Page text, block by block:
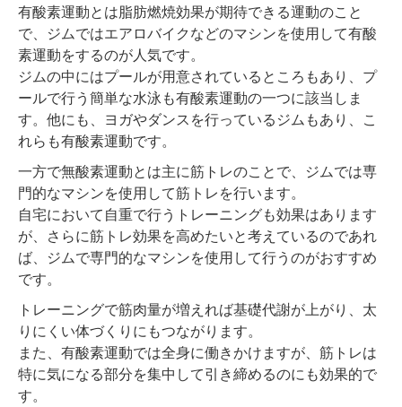
有酸素運動とは脂肪燃焼効果が期待できる運動のこと
で、ジムではエアロバイクなどのマシンを使用して有酸
素運動をするのが人気です。
ジムの中にはプールが用意されているところもあり、プ
ールで行う簡単な水泳も有酸素運動の一つに該当しま
す。他にも、ヨガやダンスを行っているジムもあり、こ
れらも有酸素運動です。
一方で無酸素運動とは主に筋トレのことで、ジムでは専
門的なマシンを使用して筋トレを行います。
自宅において自重で行うトレーニングも効果はあります
が、さらに筋トレ効果を高めたいと考えているのであれ
ば、ジムで専門的なマシンを使用して行うのがおすすめ
です。
トレーニングで筋肉量が増えれば基礎代謝が上がり、太
りにくい体づくりにもつながります。
また、有酸素運動では全身に働きかけますが、筋トレは
特に気になる部分を集中して引き締めるのにも効果的で
す。